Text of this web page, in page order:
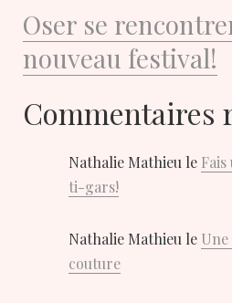
Oser se
nouveau festival!
Commentaires
Nathalie Mathieu le
ti-gars!
Nathalie Mathieu le
couture